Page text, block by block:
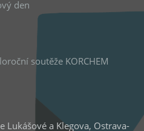
den
soutěže KORCHEM
Lukášové a Klegova, Ostrava-